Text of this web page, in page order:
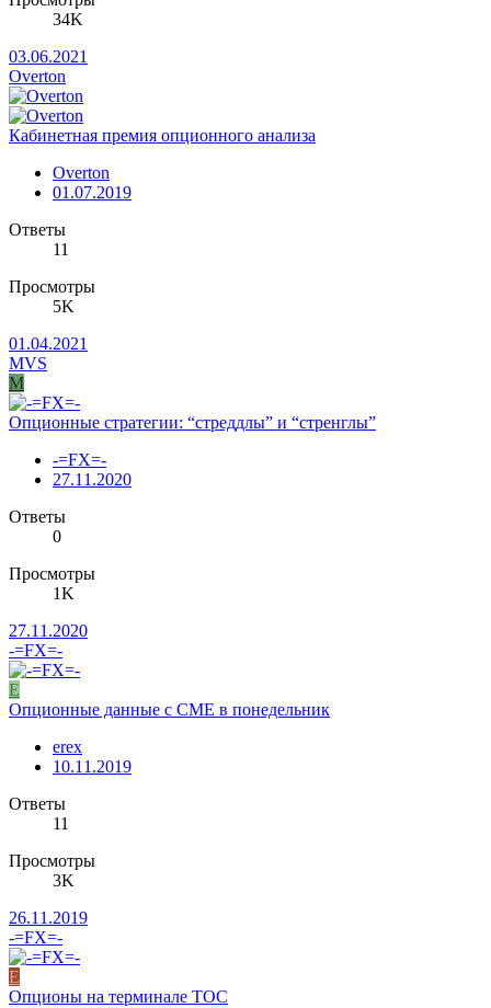
34K
03.06.2021
Overton
Кабинетная премия опционного анализа
Overton
01.07.2019
Ответы
11
Просмотры
5K
01.04.2021
MVS
M
Опционные стратегии: “стреддлы” и “стренглы”
-=FX=-
27.11.2020
Ответы
0
Просмотры
1K
27.11.2020
-=FX=-
E
Опционные данные с CME в понедельник
erex
10.11.2019
Ответы
11
Просмотры
3K
26.11.2019
-=FX=-
E
Опционы на терминале ТОС